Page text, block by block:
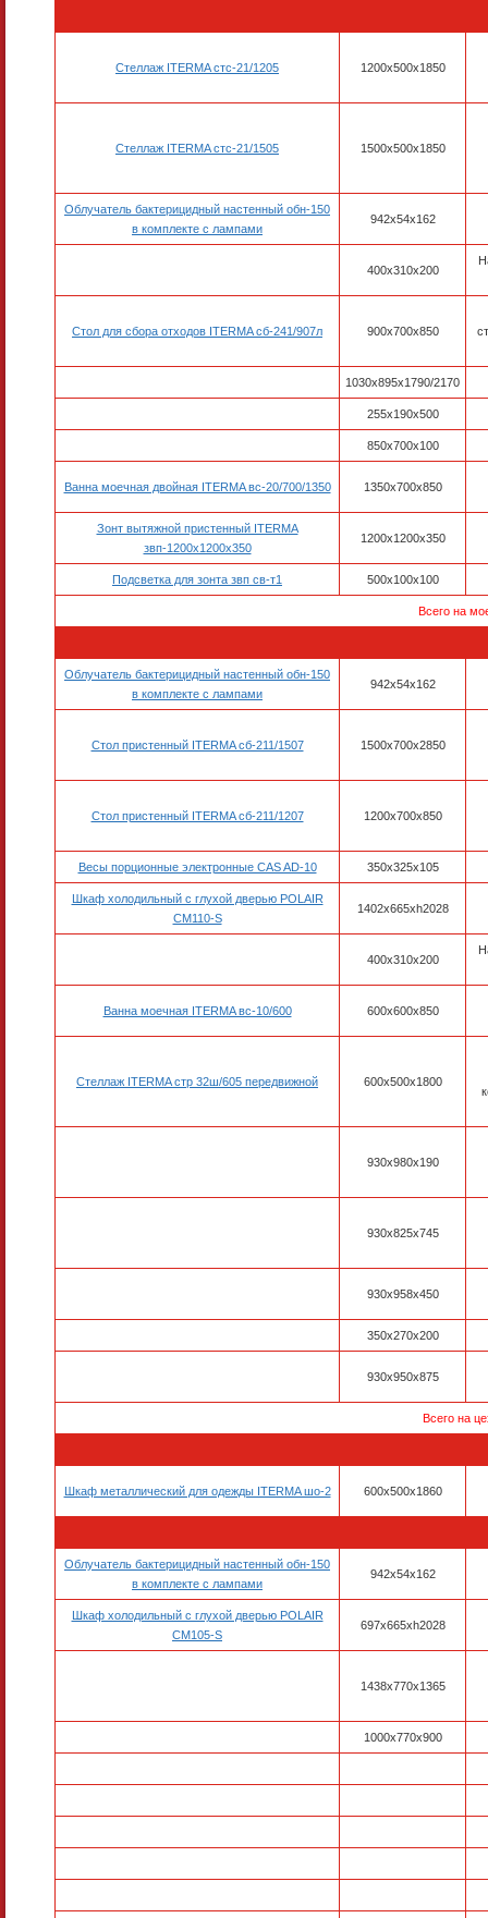
Стеллаж ITERMA стс-21/1205 1200х500х1850
Стеллаж ITERMA стс-21/1505 1500х500х1850
Облучатель бактерицидный настенный обн-150
в комплекте с лампами
942х54х162
400х310х200
Стол для сбора отходов ITERMA сб-241/907л 900х700х850
1030х895х1790/2170
255х190х500
850х700х100
Ванна моечная двойная ITERMA вс-20/700/1350 1350х700х850
Зонт вытяжной пристенный ITERMA
звп-1200х1200х350
1200х1200х350
Подсветка для зонта звп св-т1 500х100х100
Всего на
Облучатель бактерицидный настенный обн-150
в комплекте с лампами
942x54x162
Стол пристенный ITERMA сб-211/1507 1500x700x2850
Стол пристенный ITERMA сб-211/1207 1200x700x850
Весы порционные электронные CAS AD-10 350х325х105
Шкаф холодильный с глухой дверью POLAIR
CM110-S
1402х665хh2028
400х310х200
Ванна моечная ITERMA вс-10/600 600х600х850
Стеллаж ITERMA стр 32ш/605 передвижной 600x500x1800
930x980x190
930x825x745
930x958x450
350x270x200
930x950x875
Всего на
Шкаф металлический для одежды ITERMA шо-2 600x500x1860
Облучатель бактерицидный настенный обн-150
в комплекте с лампами
942x54x162
Шкаф холодильный с глухой дверью POLAIR
CM105-S
697х665хh2028
1438х770х1365
1000х770х900